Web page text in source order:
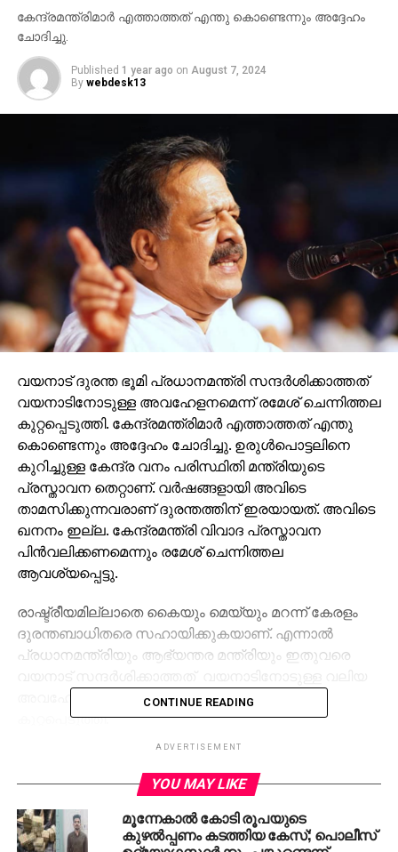
കേന്ദ്രമന്ത്രിമാർ എത്താത്തത് എന്തു കൊണ്ടെന്നും അദ്ദേഹം
ചോദിച്ചു.
Published 1 year ago on August 7, 2024
By webdesk13
വയനാട് ദുരന്ത ഭൂമി പ്രധാനമന്ത്രി സന്ദർശിക്കാത്തത്
വയനാടിനോടുള്ള അവഹേളനമെന്ന് രമേശ് ചെന്നിത്തല
കുറ്റപ്പെടുത്തി. കേന്ദ്രമന്ത്രിമാർ എത്താത്തത് എന്തു
കൊണ്ടെന്നും അദ്ദേഹം ചോദിച്ചു. ഉരുള്‍പൊട്ടലിനെ
കുറിച്ചുള്ള കേന്ദ്ര വനം പരിസ്ഥിതി മന്ത്രിയുടെ
പ്രസ്താവന തെറ്റാണ്. വർഷങ്ങളായി അവിടെ
താമസിക്കുന്നവരാണ് ദുരന്തത്തിന് ഇരയായത്. അവിടെ
ഖനനം ഇല്ല. കേന്ദ്രമന്ത്രി വിവാദ പ്രസ്താവന
പിൻവലിക്കണമെന്നും രമേശ് ചെന്നിത്തല
ആവശ്യപ്പെട്ടു.
രാഷ്ട്രീയമില്ലാതെ കൈയും മെയ്യും മറന്ന് കേരളം
ദുരന്തബാധിതരെ സഹായിക്കുകയാണ്. എന്നാൽ
പ്രധാനമന്ത്രിയും ആഭ്യന്തര മന്ത്രിയും ഇതുവരെ
അവഹേളനയാണെന്നും രമേശ് ചെന്നിത്തല
കുറ്റപ്പെടുത്തി.
നൽകണം. പ്രളയത്തിൽ സർവതും നഷ്ടമായവർക്ക്
ഇനിയും സഹായം കിട്ടാനുണ്ട്. ഇതിനെല്ലാം
പ്രത്യേക പദ്ധതി വേണമെന്നും അദ്ദേഹം പറഞ്ഞു.
ലാപ് ടോപ് വാങ്ങാൻ ദുരിതാശ്വാസ നിധിയില്‍ നിന്ന്
CONTINUE READING
ADVERTISEMENT
YOU MAY LIKE
മൂന്നേകാല്‍ കോടി രൂപയുടെ
കുഴല്‍പ്പണം കടത്തിയ കേസ്; പൊലീസ്